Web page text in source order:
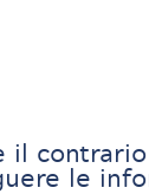
il
le